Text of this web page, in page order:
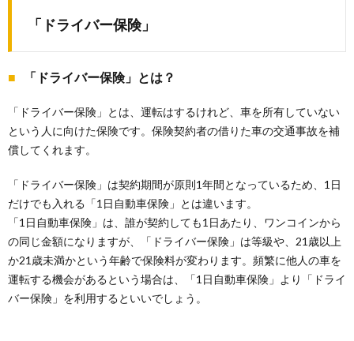
「ドライバー保険」
「ドライバー保険」とは？
「ドライバー保険」とは、運転はするけれど、車を所有していない
という人に向けた保険です。保険契約者の借りた車の交通事故を補
償してくれます。
「ドライバー保険」は契約期間が原則1年間となっているため、1日
だけでも入れる「1日自動車保険」とは違います。
「1日自動車保険」は、誰が契約しても1日あたり、ワンコインから
の同じ金額になりますが、「ドライバー保険」は等級や、21歳以上
か21歳未満かという年齢で保険料が変わります。頻繁に他人の車を
運転する機会があるという場合は、「1日自動車保険」より「ドライ
バー保険」を利用するといいでしょう。